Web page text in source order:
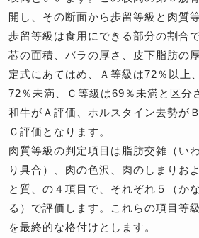
開し、その断面から歩留等級と肉質
歩留等級は食用にできる部分の割合
芯の面積、バラの厚さ、皮下脂肪の
定式にあてはめ、Ａ等級は72％以上
72％未満、Ｃ等級は69％未満と区分
和牛がＡ評価、ホルスタイン去勢が
Ｃ評価となります。
肉質等級の判定項目は脂肪交雑（い
り具合）、肉の色沢、肉のしまりお
と質、の４項目で、それぞれ５（か
る）で評価します。これらの項目等
を最終的な格付けとします。